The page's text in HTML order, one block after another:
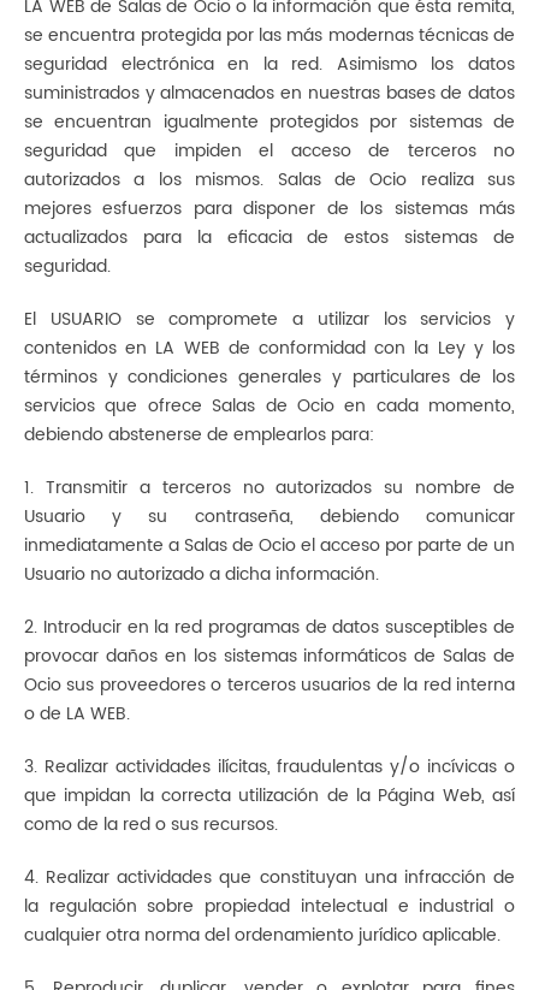
LA WEB de Salas de Ocio o la información que ésta remita,
se encuentra protegida por las más modernas técnicas de
seguridad electrónica en la red. Asimismo los datos
suministrados y almacenados en nuestras bases de datos
se encuentran igualmente protegidos por sistemas de
seguridad que impiden el acceso de terceros no
autorizados a los mismos. Salas de Ocio realiza sus
mejores esfuerzos para disponer de los sistemas más
actualizados para la eficacia de estos sistemas de
seguridad.
El USUARIO se compromete a utilizar los servicios y
contenidos en LA WEB de conformidad con la Ley y los
términos y condiciones generales y particulares de los
servicios que ofrece Salas de Ocio en cada momento,
debiendo abstenerse de emplearlos para:
1. Transmitir a terceros no autorizados su nombre de
Usuario y su contraseña, debiendo comunicar
inmediatamente a Salas de Ocio el acceso por parte de un
Usuario no autorizado a dicha información.
2. Introducir en la red programas de datos susceptibles de
provocar daños en los sistemas informáticos de Salas de
Ocio sus proveedores o terceros usuarios de la red interna
o de LA WEB.
3. Realizar actividades ilícitas, fraudulentas y/o incívicas o
que impidan la correcta utilización de la Página Web, así
como de la red o sus recursos.
4. Realizar actividades que constituyan una infracción de
la regulación sobre propiedad intelectual e industrial o
cualquier otra norma del ordenamiento jurídico aplicable.